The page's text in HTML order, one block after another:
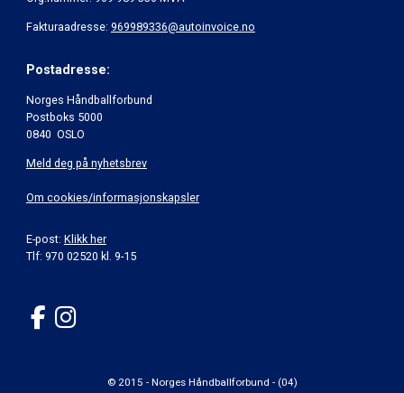
Fakturaadresse: 969989336@autoinvoice.no
Postadresse:
Norges Håndballforbund
Postboks 5000
0840 OSLO
Meld deg på nyhetsbrev
Om cookies/informasjonskapsler
E-post: Klikk her
Tlf: 970 02520 kl. 9-15
© 2015 - Norges Håndballforbund - (04)